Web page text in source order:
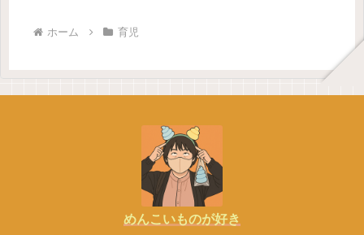
ホーム 育児
めんこいものが好き